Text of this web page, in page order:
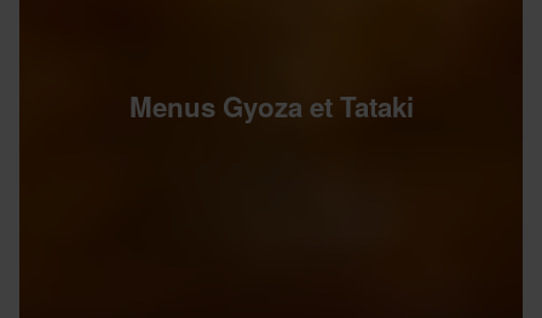
Menus Gyoza et Tataki